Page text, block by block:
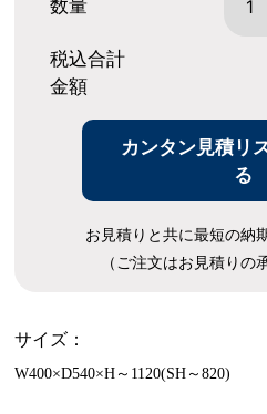
数量
税込合計
金額
カンタン見積リ
る
お見積りと共に最短の納
（ご注文はお見積りの
サイズ：
W400×D540×H～1120(SH～820)